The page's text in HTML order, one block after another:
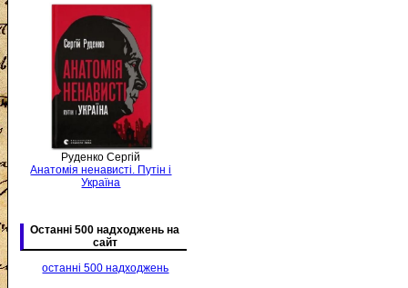
Руденко Сергій
Анатомія ненависті. Путін і
Україна
Останні 500 надходжень на
сайт
останні 500 надходжень